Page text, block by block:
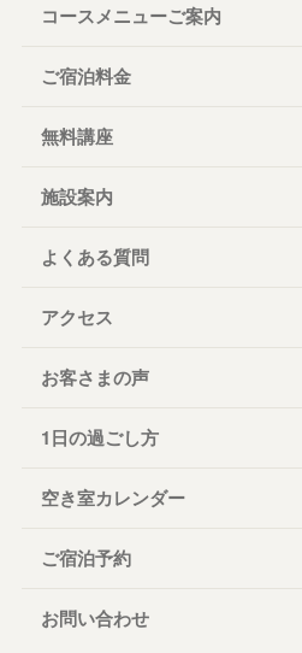
コースメニューご案内
ご宿泊料金
無料講座
施設案内
よくある質問
アクセス
お客さまの声
1日の過ごし方
空き室カレンダー
ご宿泊予約
お問い合わせ